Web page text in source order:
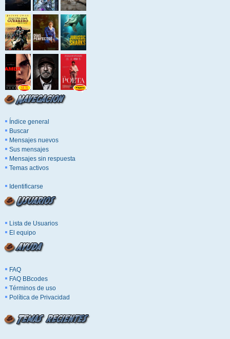
Índice general
Buscar
Mensajes nuevos
Sus mensajes
Mensajes sin respuesta
Temas activos
Identificarse
Lista de Usuarios
El equipo
FAQ
FAQ BBcodes
Términos de uso
Política de Privacidad